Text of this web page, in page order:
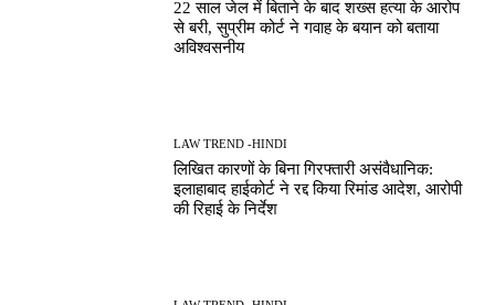
22 साल जेल में बिताने के बाद शख्स हत्या के आरोप
से बरी, सुप्रीम कोर्ट ने गवाह के बयान को बताया
अविश्वसनीय
LAW TREND -HINDI
लिखित कारणों के बिना गिरफ्तारी असंवैधानिक:
इलाहाबाद हाईकोर्ट ने रद्द किया रिमांड आदेश, आरोपी
की रिहाई के निर्देश